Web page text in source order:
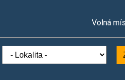
Volná